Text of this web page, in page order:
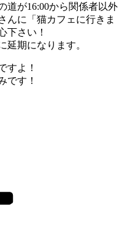
道が16:00から関係者以外
んに「猫カフェに行きま
下さい！
延期になります。
すよ！
です！